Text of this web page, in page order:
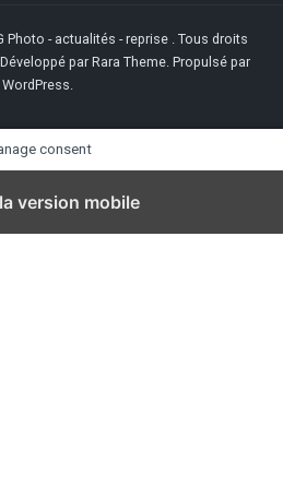
Photo - actualités - reprise . Tous droits
par Rara Theme . Propulsé par
WordPress
consent
version mobile